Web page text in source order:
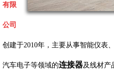
有限
公司
创建于2010年，主要从事智能仪表
汽车电子等领域的连接器及线材产